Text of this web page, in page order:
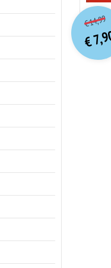
€14,99
€